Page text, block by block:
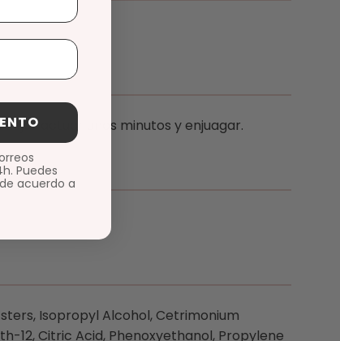
actuar unos minutos y enjuagar.
Isopropyl Alcohol, Cetrimonium
12, Citric Acid, Phenoxyethanol, Propylene
Puedes
acuerdo a